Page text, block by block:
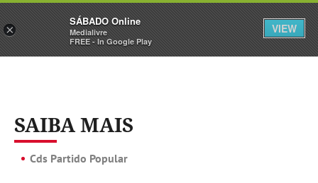
Sábado Assine Iniciar Sessão
SAIBA MAIS
Cds Partido Popular
×
SÁBADO Online
Medialivre
FREE - In Google Play
VIEW